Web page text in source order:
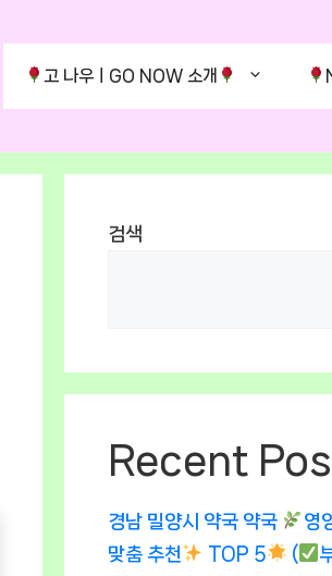
고 나우ㅣGO NOW 소개
검색
Recent
경남 밀양시 약국 약국
영
맞춤 추천
TOP 5 (